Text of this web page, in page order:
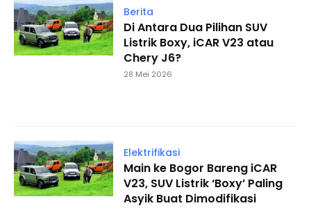
Berita
Di Antara Dua Pilihan SUV
Listrik Boxy, iCAR V23 atau
Chery J6?
28 Mei 2026
Elektrifikasi
Main ke Bogor Bareng iCAR
V23, SUV Listrik ‘Boxy’ Paling
Asyik Buat Dimodifikasi